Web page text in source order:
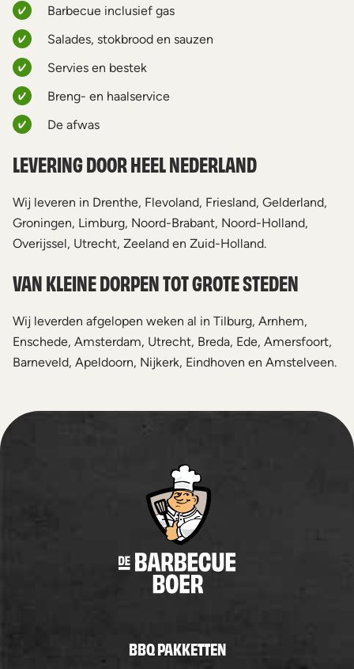
Barbecue inclusief gas
Salades, stokbrood en sauzen
Servies en bestek
Breng- en haalservice
De afwas
LEVERING DOOR HEEL NEDERLAND
Wij leveren in Drenthe, Flevoland, Friesland, Gelderland,
Groningen, Limburg, Noord-Brabant, Noord-Holland,
Overijssel, Utrecht, Zeeland en Zuid-Holland.
VAN KLEINE DORPEN TOT GROTE STEDEN
Wij leverden afgelopen weken al in Tilburg, Arnhem,
Enschede, Amsterdam, Utrecht, Breda, Ede, Amersfoort,
Barneveld, Apeldoorn, Nijkerk, Eindhoven en Amstelveen.
BBQ PAKKETTEN